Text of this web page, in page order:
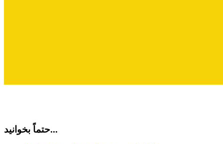
حتماً بخوانید...